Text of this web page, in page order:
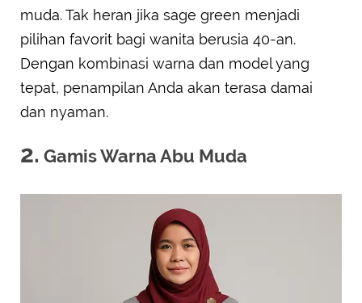
muda. Tak heran jika sage green menjadi
pilihan favorit bagi wanita berusia 40-an.
Dengan kombinasi warna dan model yang
tepat, penampilan Anda akan terasa damai
dan nyaman.
2. Gamis Warna Abu Muda